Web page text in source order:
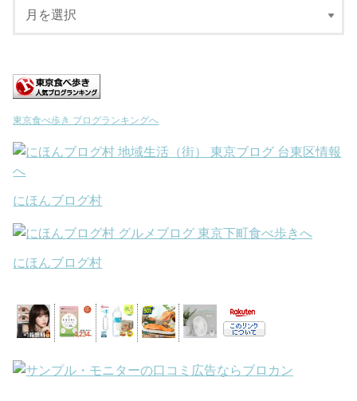
東京食べ歩き ブログランキングへ
にほんブログ村
にほんブログ村